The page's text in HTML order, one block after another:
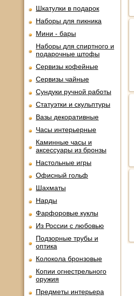
Шкатулки в подарок
Наборы для пикника
Мини - бары
Наборы для спиртного и
подарочные штофы
Сервизы кофейные
Сервизы чайные
Сундуки ручной работы
Статуэтки и скульптуры
Вазы декоративные
Часы интерьерные
Каминные часы и
аксессуары из бронзы
Настольные игры
Офисный гольф
Шахматы
Нарды
Фарфоровые куклы
Из России с любовью
Подзорные трубы и
оптика
Колокола бронзовые
Копии огнестрельного
оружия
Предметы интерьера